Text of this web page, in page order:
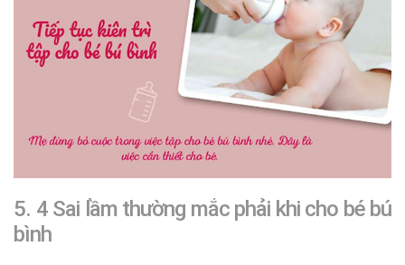
5. 4 Sai lầm thường mắc phải khi cho bé bú
bình